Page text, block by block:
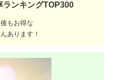
ランキングTOP300
もお得な
あります！